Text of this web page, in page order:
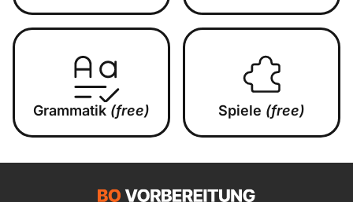
Grammatik (free) Spiele (free)